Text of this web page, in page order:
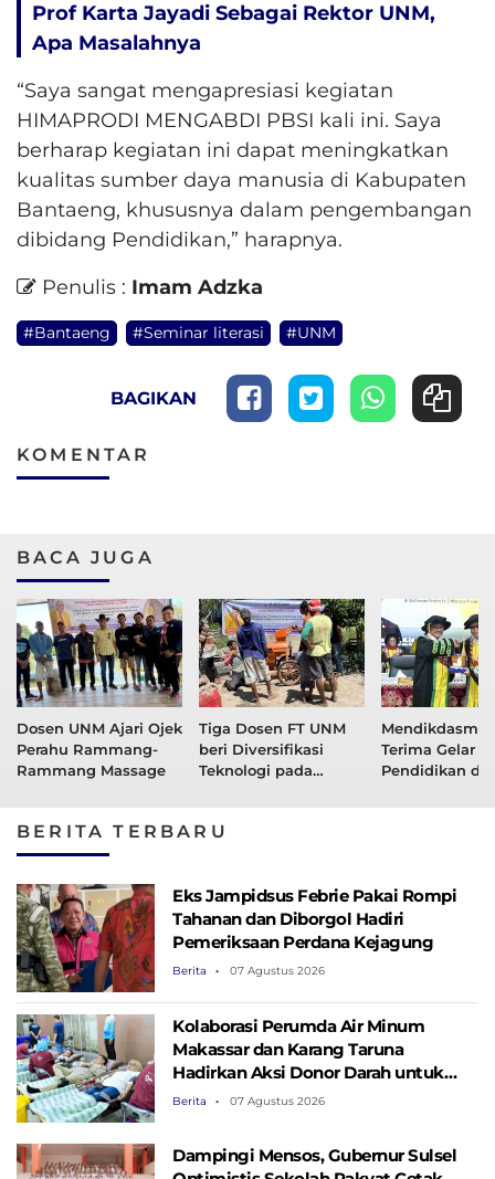
Prof Karta Jayadi Sebagai Rektor UNM,
Apa Masalahnya
“Saya sangat mengapresiasi kegiatan
HIMAPRODI MENGABDI PBSI kali ini. Saya
berharap kegiatan ini dapat meningkatkan
kualitas sumber daya manusia di Kabupaten
Bantaeng, khususnya dalam pengembangan
dibidang Pendidikan,” harapnya.
Penulis : Imam Adzka
#Bantaeng #Seminar literasi #UNM
BAGIKAN
KOMENTAR
BACA JUGA
Dosen UNM Ajari Ojek
Perahu Rammang-
Rammang Massage
Tiga Dosen FT UNM
beri Diversifikasi
Teknologi pada
Terima Gelar
Pendidikan
BERITA TERBARU
Eks Jampidsus Febrie Pakai Rompi
Tahanan dan Diborgol Hadiri
Pemeriksaan Perdana Kejagung
Berita 07 Agustus 2026
Kolaborasi Perumda Air Minum
Makassar dan Karang Taruna
Hadirkan Aksi Donor Darah untuk
Kemanusiaan
Berita 07 Agustus 2026
Dampingi Mensos, Gubernur Sulsel